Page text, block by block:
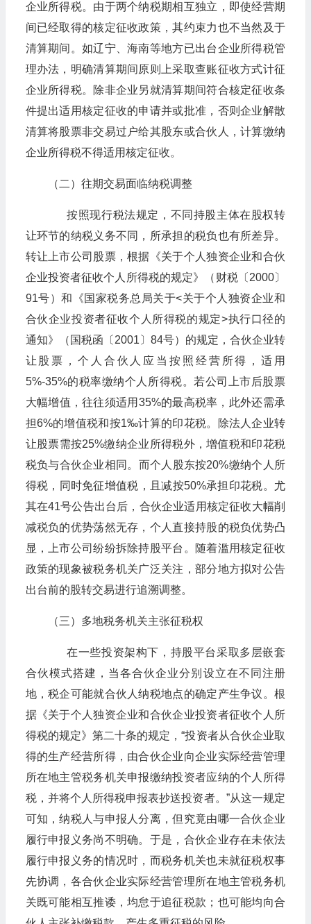
企业所得税。由于两个纳税期相互独立，即使经营期
间已经取得的核定征收政策，其约束力也不当然及于
清算期间。如辽宁、海南等地方已出台企业所得税管
理办法，明确清算期间原则上采取查账征收方式计征
企业所得税。除非企业另就清算期间符合核定征收条
件提出适用核定征收的申请并或批准，否则企业解散
清算将股票非交易过户给其股东或合伙人，计算缴纳
企业所得税不得适用核定征收。
（二）往期交易面临纳税调整
按照现行税法规定，不同持股主体在股权转
让环节的纳税义务不同，所承担的税负也有所差异。
转让上市公司股票，根据《关于个人独资企业和合伙
企业投资者征收个人所得税的规定》（财税〔2000〕
91号）和《国家税务总局关于<关于个人独资企业和
合伙企业投资者征收个人所得税的规定>执行口径的
通知》（国税函〔2001〕84号）的规定，合伙企业转
让股票，个人合伙人应当按照经营所得，适用
5%-35%的税率缴纳个人所得税。若公司上市后股票
大幅增值，往往须适用35%的最高税率，此外还需承
担6%的增值税和按1‰计算的印花税。除法人企业转
让股票需按25%缴纳企业所得税外，增值税和印花税
税负与合伙企业相同。而个人股东按20%缴纳个人所
得税，同时免征增值税，且减按50%承担印花税。尤
其在41号公告出台后，合伙企业适用核定征收大幅削
减税负的优势荡然无存，个人直接持股的税负优势凸
显，上市公司纷纷拆除持股平台。随着滥用核定征收
政策的现象被税务机关广泛关注，部分地方拟对公告
出台前的股转交易进行追溯调整。
（三）多地税务机关主张征税权
在一些投资架构下，持股平台采取多层嵌套
合伙模式搭建，当各合伙企业分别设立在不同注册
地，税企可能就合伙人纳税地点的确定产生争议。根
据《关于个人独资企业和合伙企业投资者征收个人所
得税的规定》第二十条的规定，“投资者从合伙企业取
得的生产经营所得，由合伙企业向企业实际经营管理
所在地主管税务机关申报缴纳投资者应纳的个人所得
税，并将个人所得税申报表抄送投资者。”从这一规定
可知，纳税人与申报人分离，但究竟由哪一合伙企业
履行申报义务尚不明确。于是，合伙企业存在未依法
履行申报义务的情况时，而税务机关也未就征税权事
先协调，各合伙企业实际经营管理所在地主管税务机
关既可能相互推诿，均怠于追征税款；也可能均向合